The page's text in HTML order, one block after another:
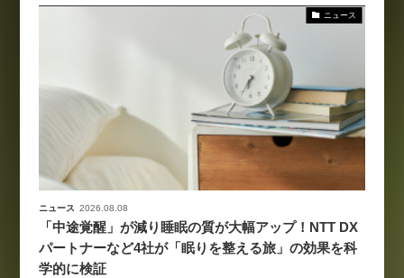
ニュース
ニュース 2026.08.08
「中途覚醒」が減り睡眠の質が大幅アップ！NTT DX
パートナーなど4社が「眠りを整える旅」の効果を科
学的に検証